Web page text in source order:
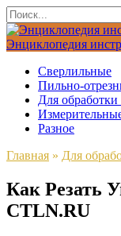
Перейти
к
содержанию
Search
for:
Энциклопедия
Сверлильные
Пильно-
Для обработки
Разное
Главная » Для
Как Резать
CTLN.RU